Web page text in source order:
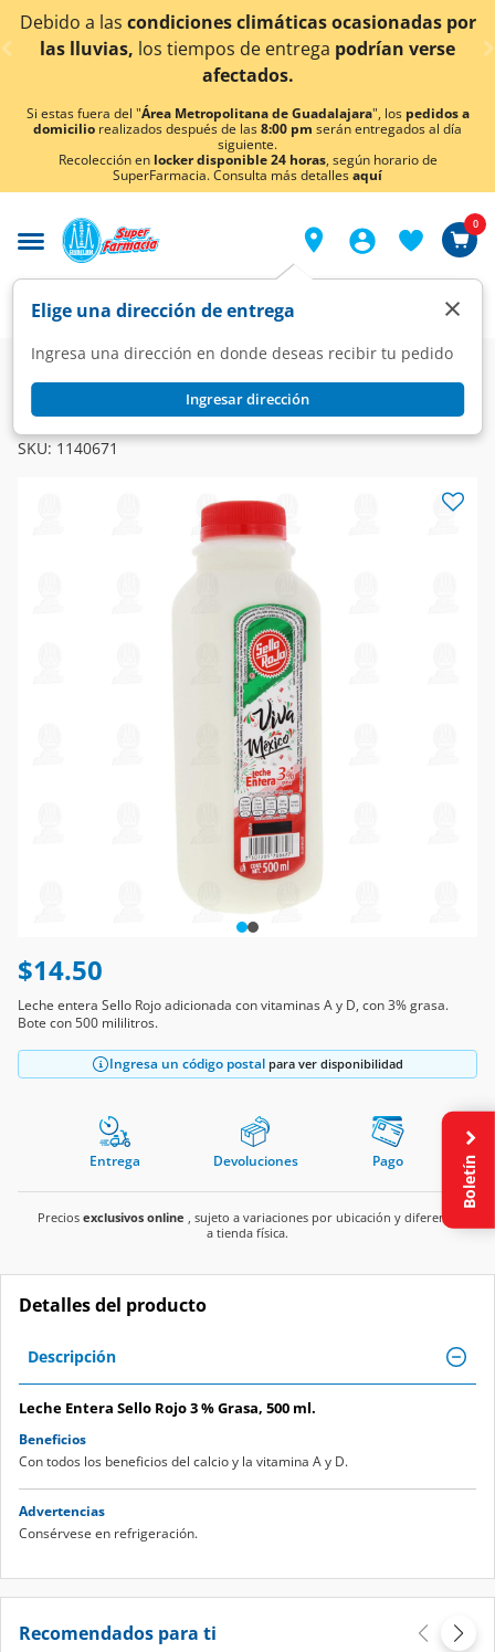
< div class="carousel-inner">
climáticas ocasionadas por
los tiempos de entregapodrían verse
¡Ahora
Si estas fuera del "Área Metropolitana de Guadalajara", los pedidos a
domicilio realizados después de las8:00 pm serán entregados al día
siguiente.
Recolección en locker disponible 24 horas, según horario de
SuperFarmacia. Consulta más detallesaquí
Elige una dirección de entrega
Ingresa una dirección en donde deseas recibir tu pedido
Ingresar dirección
×
0
Super Alimentos Lácteos Leche
Leche Entera Sello Rojo 3 % Grasa, 500 ml.
SKU: 1140671
$14.50
Leche entera Sello Rojo adicionada con vitaminas A y D, con 3% grasa.
Bote con 500 mililitros.
Ingresa un código postal para ver disponibilidad
Entrega Devoluciones Pago
Precios exclusivos online , sujeto a variaciones por ubicación y diferente
a tienda física.
Detalles del producto
Descripción
Leche Entera Sello Rojo 3 % Grasa, 500 ml.
Beneficios
Con todos los beneficios del calcio y la vitamina A y D.
Advertencias
Consérvese en refrigeración.
Recomendados para ti
Boletín